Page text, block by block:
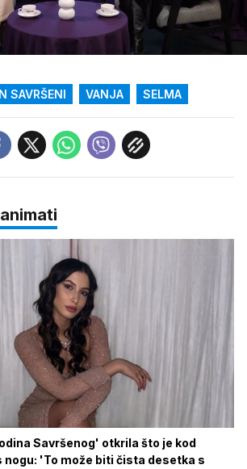
SAVRŠENI VANJA SELMA
Savršenog' otkrila što je kod
nogu: 'To može biti čista desetka s